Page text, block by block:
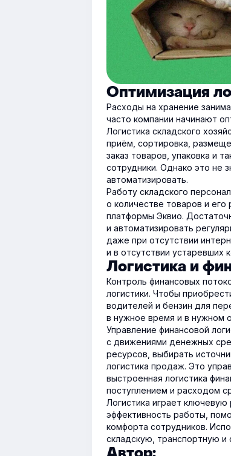
Оптимизация
Расходы на хранение
часто компании начинают
Логистика складского
приём, сортировка,
заказ товаров, упаковка и
сотрудники. Однако это не
автоматизировать.
Работу складского
о количестве товаров и
платформы Эквио.
и автоматизировать
даже при отсутствии
и в отсутствии устаревших
Логистика и
Контроль финансовых
логистики. Чтобы
водителей и бензин для
в нужное время и в нужном
Управление финансовой
с движениями денежных
ресурсов, выбирать
логистика продаж. Это
выстроенная логистика
поступлением и расходом
Логистика играет
эффективность работы,
комфорта сотрудников.
складскую, транспортную и